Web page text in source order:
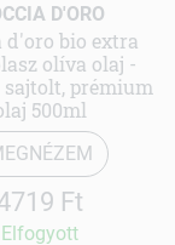
D'ORO
d'oro bio extra
olíva olaj -
sajtolt, prémium
500ml
Ft
Elfogyott